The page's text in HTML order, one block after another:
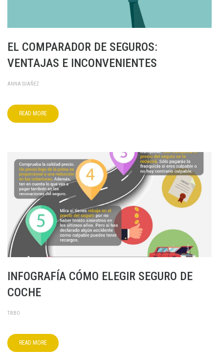
EL COMPARADOR DE SEGUROS:
VENTAJAS E INCONVENIENTES
ANNA SUAÑEZ
READ MORE
INFOGRAFÍA CÓMO ELEGIR SEGURO DE
COCHE
TRIBO
READ MORE